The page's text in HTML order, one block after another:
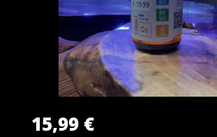
15,99 €